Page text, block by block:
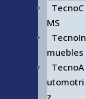
TecnoC
MS
TecnoIn
muebles
TecnoA
utomotri